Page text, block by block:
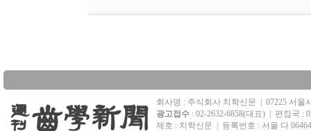
회사명 : 주식회사 치학신문
07225 서울
광고접수 : 02-2632-6858(대표)
편집국 :
제호 : 치학신문
등록번호 : 서울 다 06464